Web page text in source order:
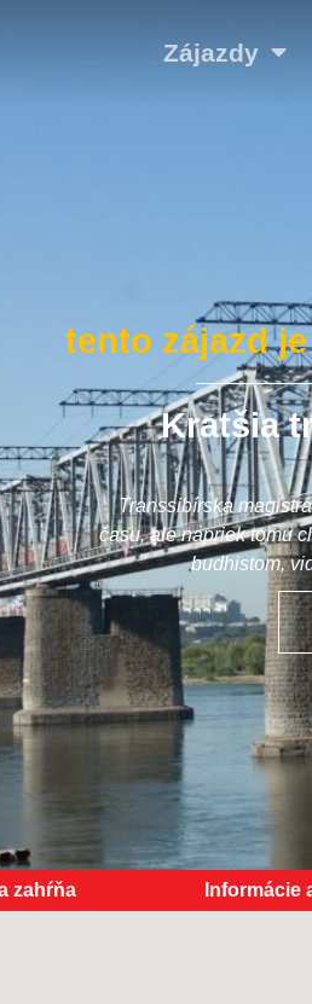
Zájazdy
tento zájazd
Kratšia
Transsibírska
času, ale napriek tomu
budhistom,
zahŕňa Informácie